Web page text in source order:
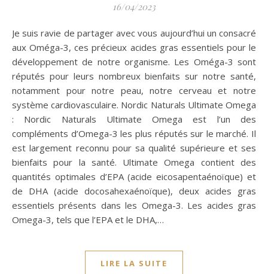
16/04/2023
Je suis ravie de partager avec vous aujourd’hui un consacré
aux Oméga-3, ces précieux acides gras essentiels pour le
développement de notre organisme. Les Oméga-3 sont
réputés pour leurs nombreux bienfaits sur notre santé,
notamment pour notre peau, notre cerveau et notre
système cardiovasculaire. Nordic Naturals Ultimate Omega
: Nordic Naturals Ultimate Omega est l’un des
compléments d’Omega-3 les plus réputés sur le marché. Il
est largement reconnu pour sa qualité supérieure et ses
bienfaits pour la santé. Ultimate Omega contient des
quantités optimales d’EPA (acide eicosapentaénoïque) et
de DHA (acide docosahexaénoïque), deux acides gras
essentiels présents dans les Omega-3. Les acides gras
Omega-3, tels que l’EPA et le DHA,…
LIRE LA SUITE